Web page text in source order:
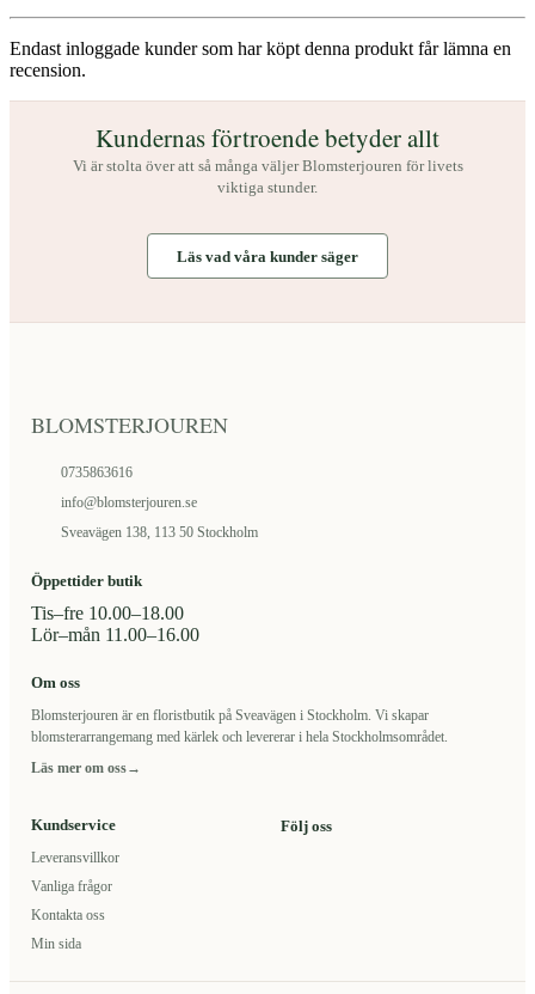
Endast inloggade kunder som har köpt denna produkt får lämna en
recension.
Kundernas förtroende betyder allt
Vi är stolta över att så många väljer Blomsterjouren för livets
viktiga stunder.
Läs vad våra kunder säger
BLOMSTERJOUREN
0735863616
info@blomsterjouren.se
Sveavägen 138, 113 50 Stockholm
Öppettider butik
Tis–fre 10.00–18.00
Lör–mån 11.00–16.00
Om oss
Blomsterjouren är en floristbutik på Sveavägen i Stockholm. Vi skapar
blomsterarrangemang med kärlek och levererar i hela Stockholmsområdet.
Läs mer om oss→
Kundservice
Leveransvillkor
Vanliga frågor
Kontakta oss
Min sida
Följ oss